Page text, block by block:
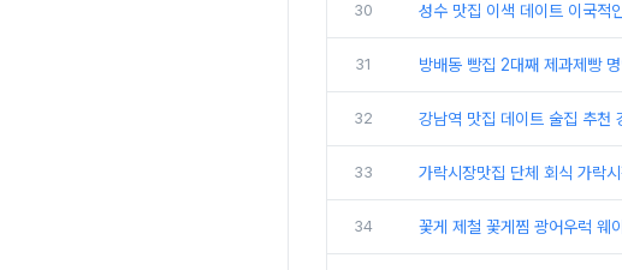
30 성수 맛집 이색 데이트 이국적
31 방배동 빵집 2대째 제과제빵
32 강남역 맛집 데이트 술집 추천
33 가락시장맛집 단체 회식 가락
34 꽃게 제철 꽃게찜 광어우럭 웨